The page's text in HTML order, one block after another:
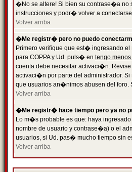
�No se altere! Si bien su contrase�a no
instrucciones y podr� volver a
Volver arriba
�Me registr� pero no puedo
Primero verifique que est� ingresando
para COPPA y Ud. puls� en tengo
cuenta debe necesitar activaci�n.
activaci�n por parte del administrador.
que usuarios an�nimos abusen del foro.
Volver arriba
�Me registr� hace tiempo pero ya no
Lo m�s probable es que: haya
nombre de usuario y contrase�a) o el
usuarios, si Ud. pas� mucho tiempo sin
Volver arriba